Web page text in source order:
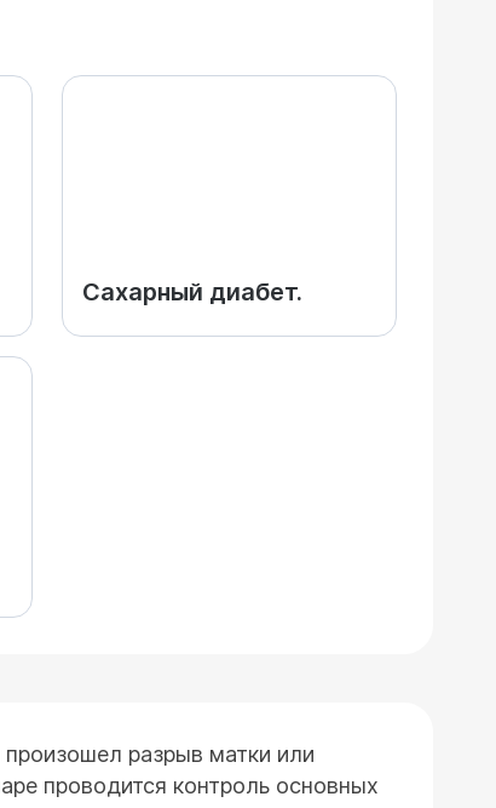
Сахарный диабет.
разрыв матки или
проводится контроль основных